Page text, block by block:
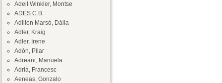
Adell Winkler, Montse
ADES C.B.
Adillon Marsó, Dàlia
Adler, Kraig
Adler, Irene
Adón, Pilar
Adreani, Manuela
Adrià, Francesc
Aeneas, Gonzalo